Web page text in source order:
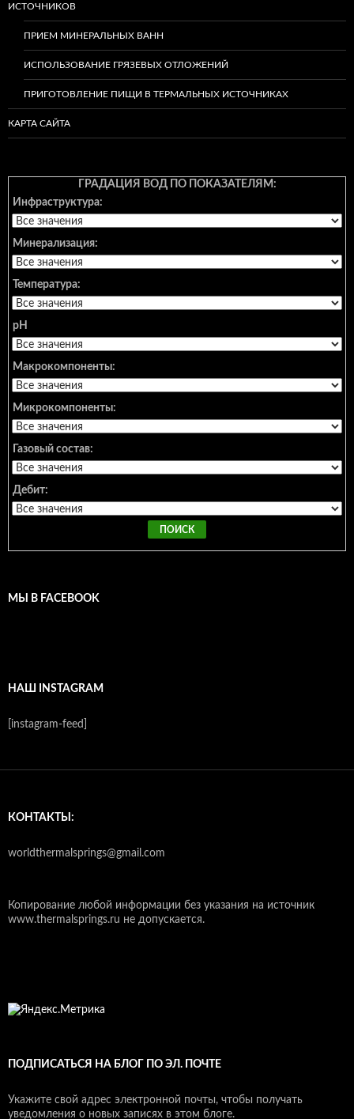
ИСТОЧНИКОВ
ПРИЕМ МИНЕРАЛЬНЫХ ВАНН
ИСПОЛЬЗОВАНИЕ ГРЯЗЕВЫХ ОТЛОЖЕНИЙ
ПРИГОТОВЛЕНИЕ ПИЩИ В ТЕРМАЛЬНЫХ ИСТОЧНИКАХ
КАРТА САЙТА
ГРАДАЦИЯ ВОД ПО ПОКАЗАТЕЛЯМ:
Инфраструктура:
Минерализация:
Температура:
pH
Макрокомпоненты:
Микрокомпоненты:
Газовый состав:
Дебит:
МЫ В FACEBOOK
НАШ INSTAGRAM
[instagram-feed]
КОНТАКТЫ:
worldthermalsprings@gmail.com
Копирование любой информации без указания на источник
www.thermalsprings.ru не допускается.
ПОДПИСАТЬСЯ НА БЛОГ ПО ЭЛ. ПОЧТЕ
Укажите свой адрес электронной почты, чтобы получать
уведомления о новых записях в этом блоге.